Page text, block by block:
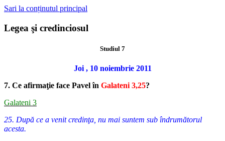
Sari la conținutul principal
Legea şi credinciosul
Studiul 7
Joi , 10 noiembrie 2011
7. Ce afirmaţie face Pavel în Galateni 3,25?
Galateni 3
25. După ce a venit credinţa, nu mai suntem sub îndrumătorul
acesta.